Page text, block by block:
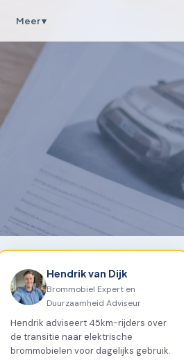
Meer ▾
Hendrik van Dijk
Brommobiel Expert en
Duurzaamheid Adviseur
Hendrik adviseert 45km-rijders over
de transitie naar elektrische
brommobielen voor dagelijks gebruik.